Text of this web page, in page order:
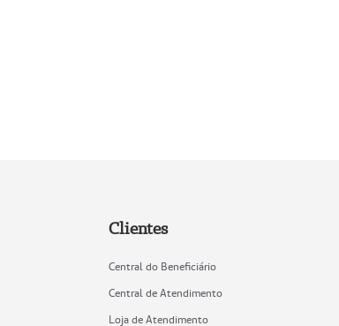
Clientes
Central do Beneficiário
Central de Atendimento
Loja de Atendimento